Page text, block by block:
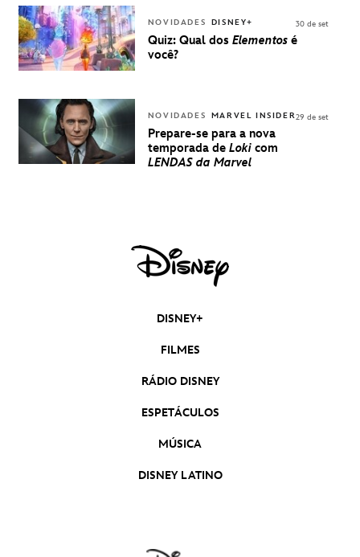
DISNEY
NOVIDADES DISNEY+
Quiz: Qual dos Elementos é
você?
30 de set
NOVIDADES MARVEL INSIDER
Prepare-se para a nova
temporada de Loki com
LENDAS da Marvel
29 de set
DISNEY+
FILMES
RÁDIO DISNEY
ESPETÁCULOS
MÚSICA
DISNEY LATINO